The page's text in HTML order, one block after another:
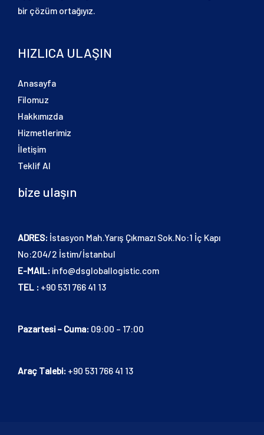
bir çözüm ortağıyız.
HIZLICA ULAŞIN
Anasayfa
Filomuz
Hakkımızda
Hizmetlerimiz
İletişim
Teklif Al
bize ulaşın
ADRES: İstasyon Mah.Yarış Çıkmazı Sok.No:1 İç Kapı
No:204/2 İstim/İstanbul
E-MAIL: info@dsgloballogistic.com
TEL : +90 531 766 41 13
Pazartesi – Cuma: 09:00 – 17:00
Araç Talebi: +90 531 766 41 13